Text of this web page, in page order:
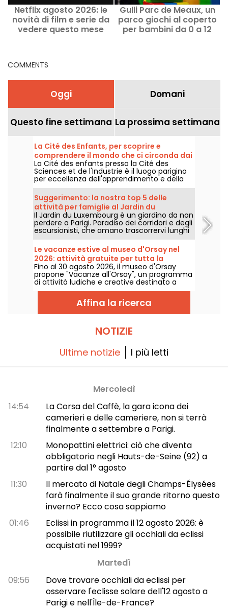
Netflix agosto 2026: le
novità di film e serie da
vedere questo mese
Gulli Parc de Meaux, un
parco giochi al coperto
per bambini da 0 a 12
COMMENTS
Oggi Domani
Questo fine settimana La prossima settimana
La Cité des Enfants, per scoprire e
comprendere il mondo che ci circonda dai
5 ai 10 anni
La Cité des enfants presso la Cité des
Sciences et de l'Industrie è il luogo parigino
per eccellenza dell'apprendimento e della
sperimentazione. Per i bambini dai 5 ai 10
anni, i bambini possono scoprire il mondo
che li circonda utilizzando i cinque sensi.
Suggerimento: la nostra top 5 delle
attività per famiglie al Jardin du
Luxembourg
Il Jardin du Luxembourg è un giardino da non
perdere a Parigi. Paradiso dei corridori e degli
escursionisti, che amano trascorrervi lunghi
pomeriggi, è anche il luogo preferito dalle
famiglie, che possono sfogarsi o
approfittare delle attività per bambini
offerte dal giardino.
Le vacanze estive al museo d'Orsay nel
2026: attività gratuite per tutta la
famiglia
Fino al 30 agosto 2026, il museo d'Orsay
propone "Vacanze all'Orsay", un programma
di attività ludiche e creative destinato a
bambini e famiglie. Allestito nella sala delle
feste del museo, questa iniziativa è
accessibile gratuitamente esibendo il
biglietto d'ingresso al museo.
Affina la ricerca
NOTIZIE
Ultime notizie I più letti
Mercoledì
14:54
La Corsa del Caffè, la gara icona dei
camerieri e delle cameriere, non si terrà
finalmente a settembre a Parigi.
12:10
Monopattini elettrici: ciò che diventa
obbligatorio negli Hauts-de-Seine (92) a
partire dal 1° agosto
11:30
Il mercato di Natale degli Champs-Élysées
farà finalmente il suo grande ritorno questo
inverno? Ecco cosa sappiamo
01:46
Eclissi in programma il 12 agosto 2026: è
possibile riutilizzare gli occhiali da eclissi
acquistati nel 1999?
Martedì
09:56
Dove trovare occhiali da eclissi per
osservare l'eclisse solare dell'12 agosto a
Parigi e nell'Île-de-France?